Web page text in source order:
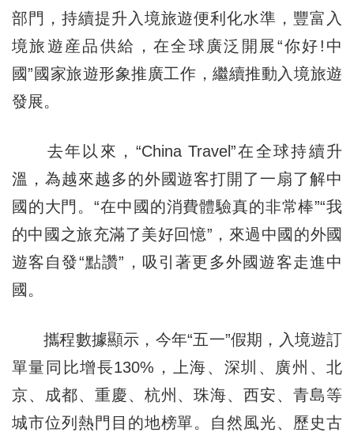
部門，持續提升入境旅遊便利化水準，豐富入
境旅遊産品供給，在全球廣泛開展“你好!中
國”國家旅遊形象推廣工作，繼續推動入境旅遊
發展。
去年以來，“China Travel”在全球持續升
溫，為越來越多的外國遊客打開了一扇了解中
國的大門。“在中國的消費體驗真的非常棒”“我
的中國之旅充滿了美好回憶”，來過中國的外國
遊客自發“點讚”，吸引著更多外國遊客走進中
國。
攜程數據顯示，今年“五一”假期，入境遊訂
單量同比增長130%，上海、深圳、廣州、北
京、成都、重慶、杭州、珠海、西安、青島等
城市位列熱門目的地榜單。自然風光、歷史古